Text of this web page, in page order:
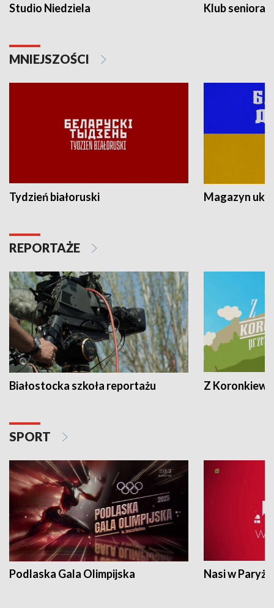
Studio Niedziela Klub seniora
MNIEJSZOŚCI
Tydzień białoruski Magazyn
REPORTAŻE
Białostocka szkoła reportażu Z
SPORT
Podlaska Gala Olimpijska Nasi w Paryżu